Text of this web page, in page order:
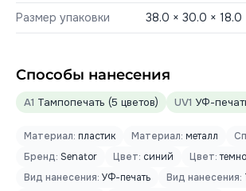
Размер упаковки 38.0 × 30.0 × 18.0
Способы нанесения
A1 Тампопечать (5 цветов) UV1 УФ-
Материал: пластик Материал: металл
Бренд: Senator Цвет: синий Цвет:
Вид нанесения: УФ-печать Вид нанесения: